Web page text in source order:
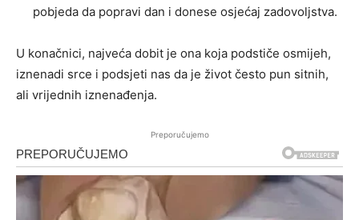
pobjeda da popravi dan i donese osjećaj zadovoljstva.
U konačnici, najveća dobit je ona koja podstiče osmijeh,
iznenadi srce i podsjeti nas da je život često pun sitnih,
ali vrijednih iznenađenja.
Preporučujemo